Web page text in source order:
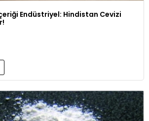
Endüstriyel: Hindistan Cevizi